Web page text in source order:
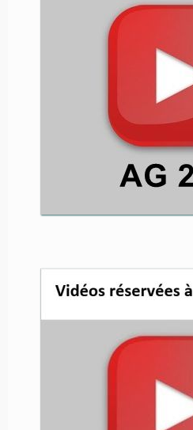
Retrouvez dans
mises à votre
en tant